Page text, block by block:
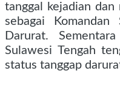
tanggal kejadian
sebagai Komandan
Darurat.
Sulawesi Tengah
status tanggap